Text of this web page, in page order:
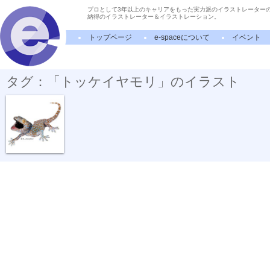
プロとして3年以上のキャリアをもった実力派のイラストレーター
納得のイラストレーター＆イラストレーション。
トップページ e-spaceについて イベント
タグ：「トッケイヤモリ」のイラスト
動物リアルイ...